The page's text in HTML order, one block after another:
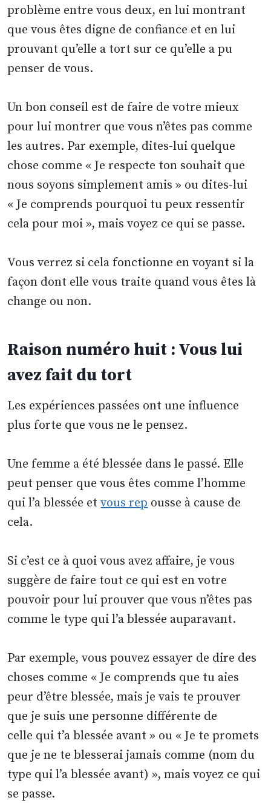
problème entre vous deux, en lui montrant
que vous êtes digne de confiance et en lui
prouvant qu’elle a tort sur ce qu’elle a pu
penser de vous.
Un bon conseil est de faire de votre mieux
pour lui montrer que vous n’êtes pas comme
les autres. Par exemple, dites-lui quelque
chose comme « Je respecte ton souhait que
nous soyons simplement amis » ou dites-lui
« Je comprends pourquoi tu peux ressentir
cela pour moi », mais voyez ce qui se passe.
Vous verrez si cela fonctionne en voyant si la
façon dont elle vous traite quand vous êtes là
change ou non.
Raison numéro huit : Vous lui
avez fait du tort
Les expériences passées ont une influence
plus forte que vous ne le pensez.
Une femme a été blessée dans le passé. Elle
peut penser que vous êtes comme l’homme
qui l’a blessée etvous repousse à cause de
cela.
Si c’est ce à quoi vous avez affaire, je vous
suggère de faire tout ce qui est en votre
pouvoir pour lui prouver que vous n’êtes pas
comme le type qui l’a blessée auparavant.
Par exemple, vous pouvez essayer de dire des
choses comme « Je comprends que tu aies
peur d’être blessée, mais je vais te prouver
que je suis une personne différente de
celle qui t’a blessée avant » ou « Je te promets
que je ne te blesserai jamais comme (nom du
type qui l’a blessée avant) », mais voyez ce qui
se passe.